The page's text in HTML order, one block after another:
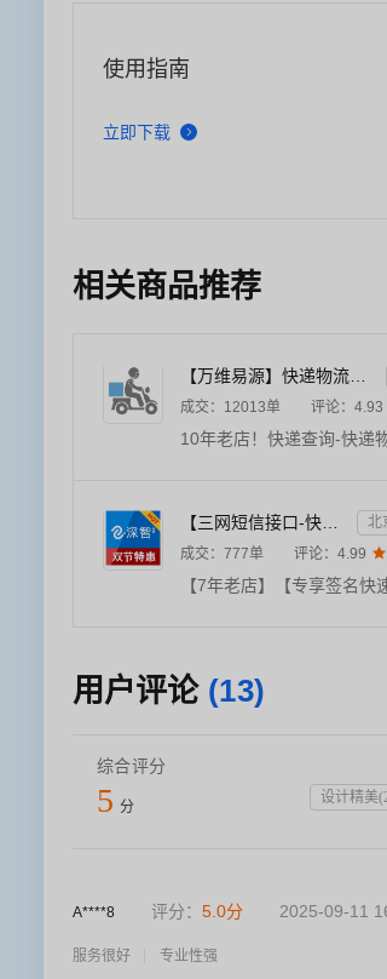
使用指南
立即下载
相关商品推荐
【万维易源】快递物流查询-快递物流-快递按次查询-物流查询-全球快递物流信息查询-单号自动识别-支持顺丰...
成交： 12013单 评论： 4.93
【三网短信接口-快速报备签名】短信服务-验证码-验证码短信-三网短信接口-短信验证码-短信-短信服务
北
成交： 777单 评论： 4.99 
用户评论 (13)
综合评分
5 分
设计精美(
A****8 评分： 5.0分 2025-09-11
服务很好 专业性强